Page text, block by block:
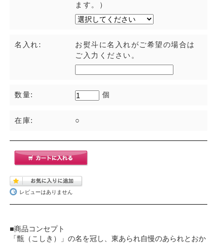
ます。）
名入れ:
お熨斗に名入れがご希望の場合は
ご入力ください。
数量: 個
在庫: ○
レビューはありません
■商品コンセプト
「甑（こしき）」の名を冠し、東あられ自慢のあられとおか